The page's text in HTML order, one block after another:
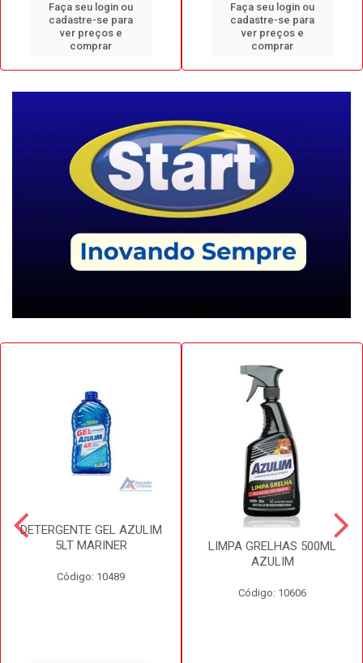
Faça seu login ou
cadastre-se para
ver preços e
comprar
Faça seu login ou
cadastre-se para
ver preços e
comprar
DETERGENTE GEL AZULIM
5LT MARINER
Código: 10489
LIMPA GRELHAS 500ML
AZULIM
Código: 10606